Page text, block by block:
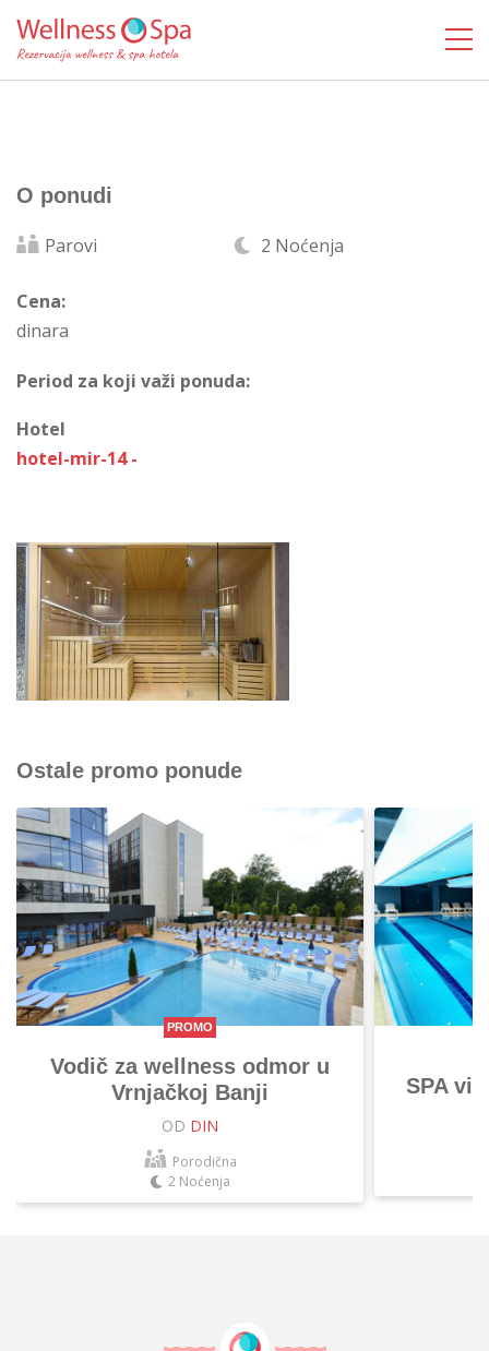
O ponudi
Parovi 2 Noćenja
Cena:
dinara
Period za koji važi ponuda:
Hotel
hotel-mir-14 -
Ostale promo ponude
PROMO
Vodič za wellness odmor u
Vrnjačkoj Banji
OD DIN
Porodična
2 Noćenja
SPA